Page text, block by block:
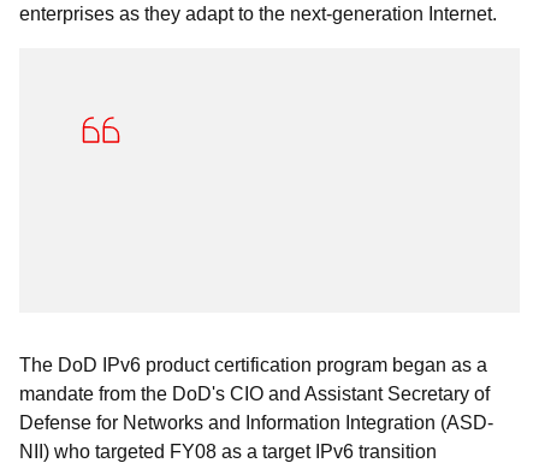
enterprises as they adapt to the next-generation Internet.
The DoD IPv6 product certification program began as a
mandate from the DoD's CIO and Assistant Secretary of
Defense for Networks and Information Integration (ASD-
NII) who targeted FY08 as a target IPv6 transition